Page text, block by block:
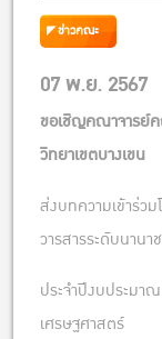
ข่าวคณะ
07 พ.ย. 2567
ขอเชิญคณาจารย์
วิทยาเขตบางเขน
ส่งบทความเข้าร่ว
วารสารระดับนาน
ประจําปีงบประมา
เศรษฐศาสตร์